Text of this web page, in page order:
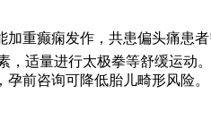
重癫痫发作，共患偏头痛患者
适量进行太极拳等舒缓运
前咨询可降低胎儿畸形风险。